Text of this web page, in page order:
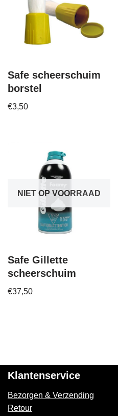
Safe scheerschuim
borstel
€3,50
NIET OP VOORRAAD
Safe Gillette
scheerschuim
€37,50
Klantenservice
Bezorgen & Verzending
Retour